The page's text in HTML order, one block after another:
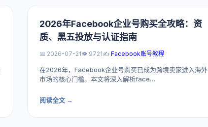
2026年Facebook企业号购买全攻略：资
质、黑五投放与认证指南
📅 2026-07-21👁️ 9721✍️ Facebook账号教程
在2026年，Facebook企业号购买已成为跨境卖家进入海外
市场的核心门槛。本文将深入解析face…
阅读全文 →